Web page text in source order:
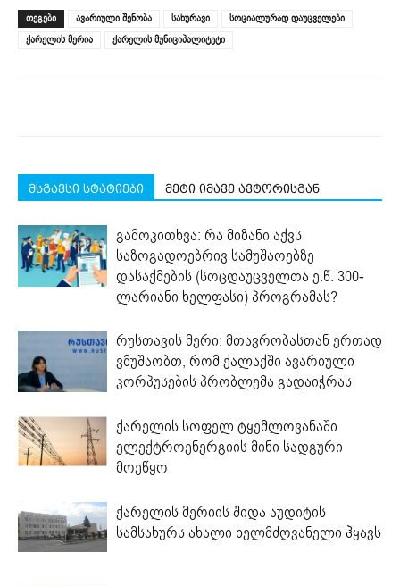
(Opens
in
new
window)
(Opens
in
new
window)
(Opens
in
new
window)
(Opens
in
new
window)
(Opens
in
new
window)
ᲗᲔᲒᲔᲑᲘ ავარიული შენობა სახურავი
სოციალურად დაუცველები
ქარელის მერია
ქარელის მუნიციპალიტეტი
მსგავსი სტატიები მეტი იმავე ავტორისგან
გამოკითხვა: რა მიზანი აქვს
საზოგადოებრივ სამუშაოებზე
დასაქმების (სოცდაუცველთა ე.წ. 300-
ლარიანი ხელფასი) პროგრამას?
რუსთავის მერი: მთავრობასთან ერთად
ვმუშაობთ, რომ ქალაქში ავარიული
კორპუსების პრობლემა გადაიჭრას
ქარელის სოფელ ტყემლოვანაში
ელექტროენერგიის მინი სადგური
მოეწყო
ქარელის მერიის შიდა აუდიტის
სამსახურს ახალი ხელმძღვანელი ჰყავს